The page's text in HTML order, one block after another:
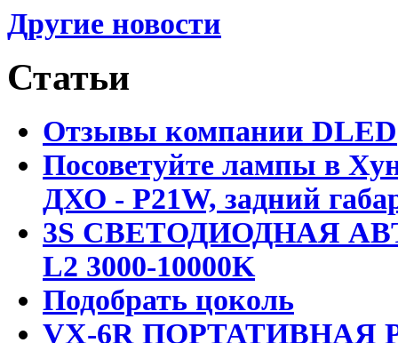
Другие новости
Статьи
Отзывы компании DLED
Посоветуйте лампы в
ДХО - P21W, задний
3S СВЕТОДИОДНАЯ
L2 3000-10000K
Подобрать цоколь
VX-6R ПОРТАТИВНАЯ